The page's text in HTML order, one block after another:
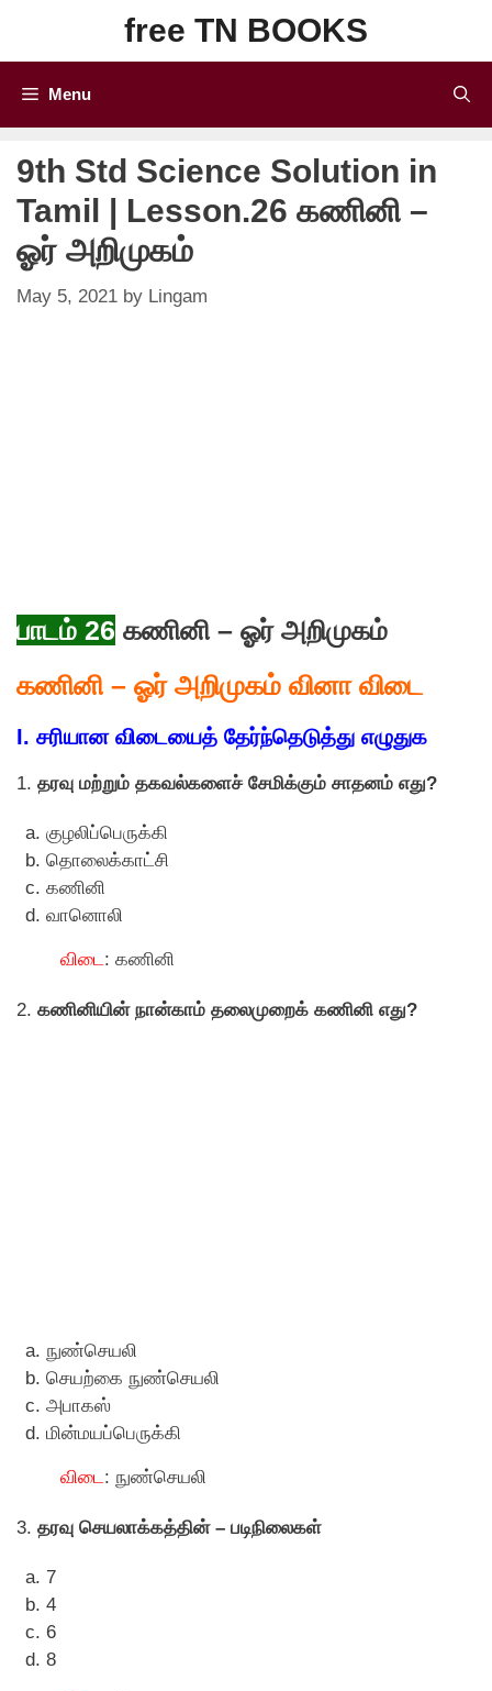
content
free TN BOOKS
Menu
9th Std Science Solution in
Tamil | Lesson.26 கணினி –
ஓர் அறிமுகம்
May 5, 2021 by Lingam
பாடம் 26 கணினி – ஓர் அறிமுகம்
கணினி – ஓர் அறிமுகம் வினா விடை
I. சரியான விடையைத் தேர்ந்தெடுத்து எழுதுக
1. தரவு மற்றும் தகவல்களைச் சேமிக்கும் சாதனம் எது?
குழலிப்பெருக்கி
தொலைக்காட்சி
கணினி
வானாெலி
விடை: கணினி
2. கணினியின் நான்காம் தலைமுறைக் கணினி எது?
நுண்செயலி
செயற்கை நுண்செயலி
அபாகஸ்
மின்மயப்பெருக்கி
விடை: நுண்செயலி
3. தரவு செயலாக்கத்தின் – படிநிலைகள்
7
4
6
8